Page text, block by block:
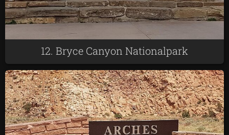
12. Bryce Canyon Nationalpark